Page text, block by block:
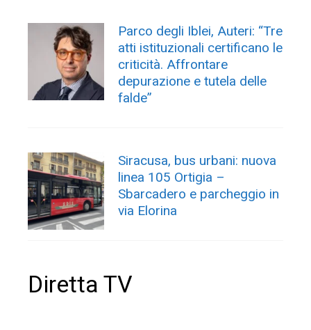
Parco degli Iblei, Auteri: “Tre
atti istituzionali certificano le
criticità. Affrontare
depurazione e tutela delle
falde”
Siracusa, bus urbani: nuova
linea 105 Ortigia –
Sbarcadero e parcheggio in
via Elorina
Diretta TV